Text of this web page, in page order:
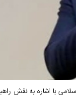
با اشاره به نقش